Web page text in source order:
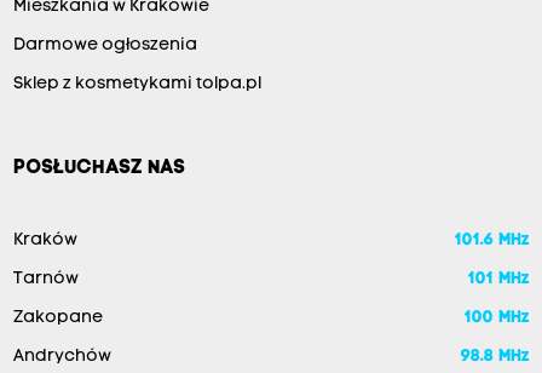
Mieszkania w Krakowie
Darmowe ogłoszenia
Sklep z kosmetykami tolpa.pl
POSŁUCHASZ NAS
Kraków 101.6 MHz
Tarnów 101 MHz
Zakopane 100 MHz
Andrychów 98.8 MHz